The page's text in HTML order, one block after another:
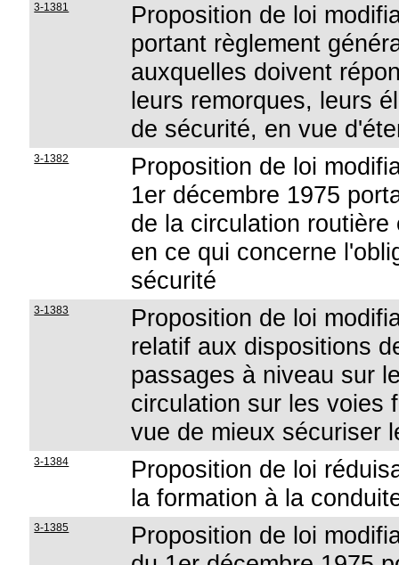
3-1381
Proposition de loi
portant règlement
auxquelles doivent
leurs remorques, leurs
de sécurité, en vue
3-1382
Proposition de loi
1er décembre 1975
de la circulation
en ce qui concerne
sécurité
3-1383
Proposition de loi
relatif aux dispositions
passages à niveau sur
circulation sur les voies
vue de mieux sécuriser
3-1384
Proposition de loi
la formation à la
3-1385
Proposition de loi